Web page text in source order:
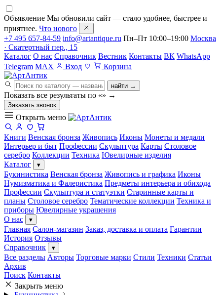
Объявление Мы обновили сайт — стало удобнее, быстрее и
приятнее. Что нового
+7 495 657-84-59 info@artantique.ru Пн–Пт 10:00–19:00 Москва
· Скатертный пер., 15
Каталог О нас Справочник Вестник Контакты ВК WhatsApp
Telegram MAX Вход Корзина
найти →
Показать все результаты по «» →
Заказать звонок
Открыть меню
Книги Венская бронза Живопись Иконы Монеты и медали
Интерьер и быт Профессии Скульптура Карты Столовое
серебро Коллекции Техника Ювелирные изделия
Каталог
▾
Букинистика Венская бронза Живопись и графика Иконы
Нумизматика и Фалеристика Предметы интерьера и обихода
Профессии Скульптура и статуэтки Старинные карты и
планы Столовое серебро Тематические коллекции Техника и
приборы Ювелирные украшения
О нас
▾
Главная Салон-магазин Заказ, доставка и оплата Гарантии
История Отзывы
Справочник
▾
Все разделы Авторы Торговые марки Стили Техники Статьи
Архив
Поиск Контакты
Закрыть меню